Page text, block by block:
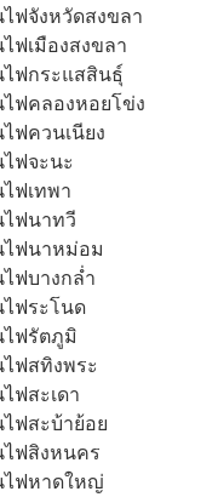
ไฟจังหวัดสงขลา
ฟเมืองสงขลา
ไฟกระแสสินธุ์
ไฟคลองหอยโข่ง
ฟควนเนียง
ไฟจะนะ
ฟเทพา
ไฟนาทวี
ไฟนาหม่อม
ไฟบางกล่ำ
ไฟระโนด
ไฟรัตภูมิ
ไฟสทิงพระ
ฟสะเดา
ไฟสะบ้าย้อย
ไฟสิงหนคร
ไฟหาดใหญ่